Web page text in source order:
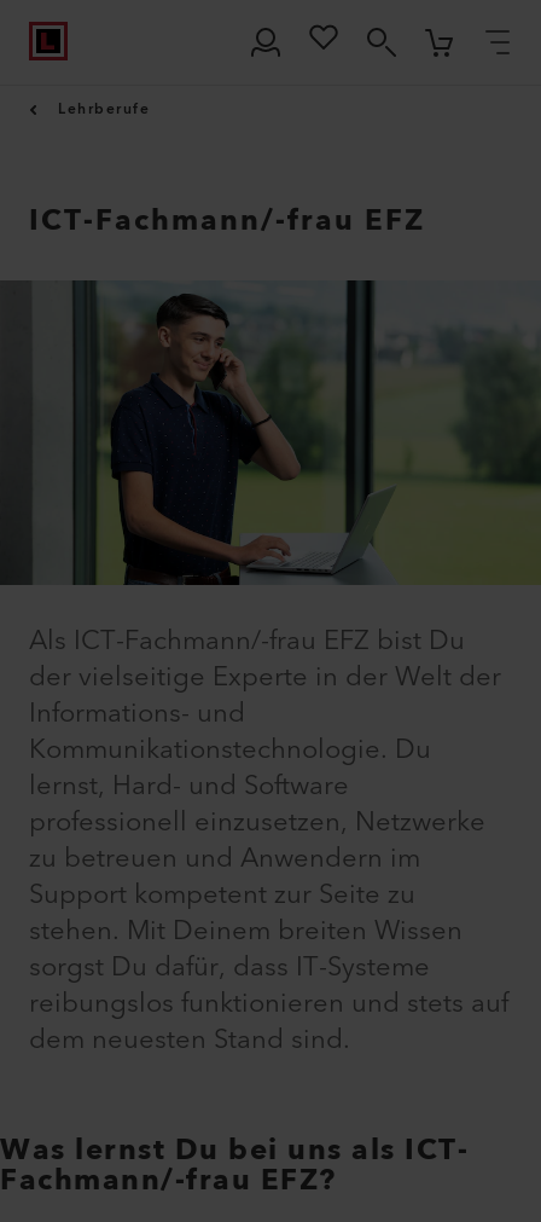
Lehrberufe
ICT-Fachmann/-frau EFZ
Als ICT-Fachmann/-frau EFZ bist Du
der vielseitige Experte in der Welt der
Informations- und
Kommunikationstechnologie. Du
lernst, Hard- und Software
professionell einzusetzen, Netzwerke
zu betreuen und Anwendern im
Support kompetent zur Seite zu
stehen. Mit Deinem breiten Wissen
sorgst Du dafür, dass IT-Systeme
reibungslos funktionieren und stets auf
dem neuesten Stand sind.
Was lernst Du bei uns als ICT-
Fachmann/-frau EFZ?